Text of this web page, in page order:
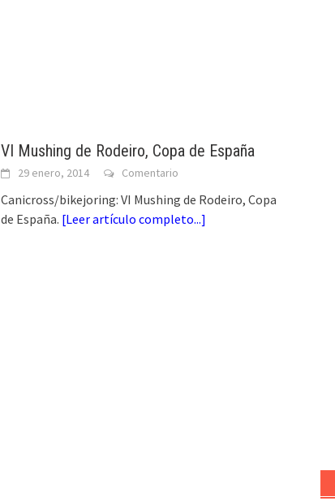
VI Mushing de Rodeiro, Copa de España
29 enero, 2014 Comentario
Canicross/bikejoring: VI Mushing de Rodeiro, Copa
de España. [Leer artículo completo...]